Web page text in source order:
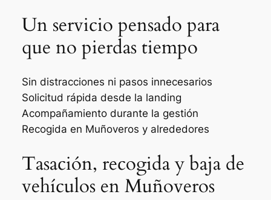
Un servicio pensado para
que no pierdas tiempo
Sin distracciones ni pasos innecesarios
Solicitud rápida desde la landing
Acompañamiento durante la gestión
Recogida en Muñoveros y alrededores
Tasación, recogida y baja de
vehículos en Muñoveros